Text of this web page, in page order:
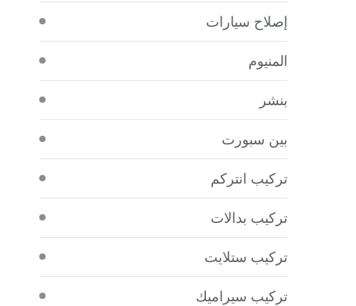
إصلاح سيارات
المنيوم
بنشر
بين سبورت
تركيب انتركم
تركيب بدالات
تركيب ستلايت
تركيب سيراميك